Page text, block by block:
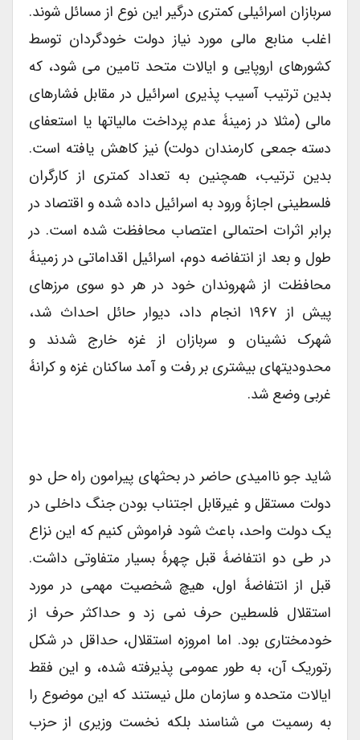
سربازان اسرائیلی کمتری درگیر این نوع از مسائل شوند.
اغلب منابع مالی مورد نیاز دولت خودگردان توسط
کشورهای اروپایی و ایالات متحد تامین می شود، که
بدین ترتیب آسیب پذیری اسرائیل در مقابل فشارهای
مالی (مثلا در زمینۀ عدم پرداخت مالیاتها یا استعفای
دسته جمعی کارمندان دولت) نیز کاهش یافته است.
بدین ترتیب، همچنین به تعداد کمتری از کارگران
فلسطینی اجازۀ ورود به اسرائیل داده شده و اقتصاد در
برابر اثرات احتمالی اعتصاب محافظت شده است. در
طول و بعد از انتفاضه دوم، اسرائیل اقداماتی در زمینۀ
محافظت از شهروندان خود در هر دو سوی مرزهای
پیش از ۱۹۶۷ انجام داد، دیوار حائل احداث شد،
شهرک نشینان و سربازان از غزه خارج شدند و
محدودیتهای بیشتری بر رفت و آمد ساکنان غزه و کرانۀ
غربی وضع شد.
شاید جو ناامیدی حاضر در بحثهای پیرامون راه حل دو
دولت مستقل و غیرقابل اجتناب بودن جنگ داخلی در
یک دولت واحد، باعث شود فراموش کنیم که این نزاع
در طی دو انتفاضۀ قبل چهرۀ بسیار متفاوتی داشت.
قبل از انتفاضۀ اول، هیچ شخصیت مهمی در مورد
استقلال فلسطین حرف نمی زد و حداکثر حرف از
خودمختاری بود. اما امروزه استقلال، حداقل در شکل
رتوریک آن، به طور عمومی پذیرفته شده، و این فقط
ایالات متحده و سازمان ملل نیستند که این موضوع را
به رسمیت می شناسند بلکه نخست وزیری از حزب